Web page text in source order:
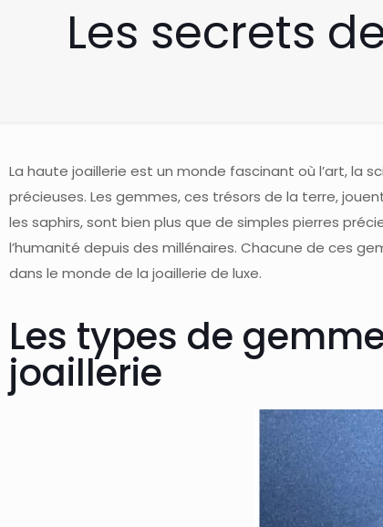
Les secrets
La haute joaillerie est un monde fascinant où l’art, la
précieuses. Les gemmes, ces trésors de la terre,
les saphirs, sont bien plus que de simples pierres
l’humanité depuis des millénaires. Chacune de ces
dans le monde de la joaillerie de luxe.
Les types de
joaillerie